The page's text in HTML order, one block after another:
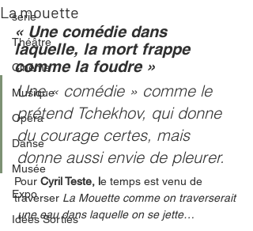
serie
Théâtre
Cinéma
Musique
Opéra
Danse
Musée
Expo
Idées Sorties
La mouette
« Une comédie dans
laquelle, la mort frappe
comme la foudre »
Une « comédie » comme le
prétend Tchekhov, qui donne
du courage certes, mais
donne aussi envie de pleurer.
Pour Cyril Teste, le temps est venu de
traverser La Mouette comme on traverserait
une eau dans laquelle on se jette…